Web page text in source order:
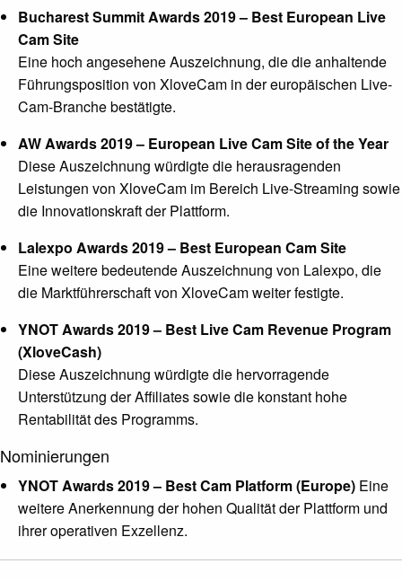
Bucharest Summit Awards 2019 – Best European Live
Cam Site
Eine hoch angesehene Auszeichnung, die die anhaltende
Führungsposition von XloveCam in der europäischen Live-
Cam-Branche bestätigte.
AW Awards 2019 – European Live Cam Site of the Year
Diese Auszeichnung würdigte die herausragenden
Leistungen von XloveCam im Bereich Live-Streaming sowie
die Innovationskraft der Plattform.
Lalexpo Awards 2019 – Best European Cam Site
Eine weitere bedeutende Auszeichnung von Lalexpo, die
die Marktführerschaft von XloveCam weiter festigte.
YNOT Awards 2019 – Best Live Cam Revenue Program
(XloveCash)
Diese Auszeichnung würdigte die hervorragende
Unterstützung der Affiliates sowie die konstant hohe
Rentabilität des Programms.
Nominierungen
YNOT Awards 2019 – Best Cam Platform (Europe) Eine
weitere Anerkennung der hohen Qualität der Plattform und
ihrer operativen Exzellenz.